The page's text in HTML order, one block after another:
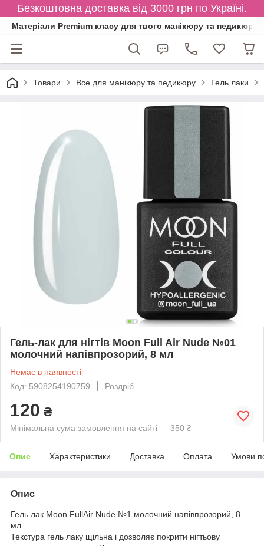
Безкоштовна доставка від 3000 грн по Україні.
Матеріали Premium класу для твого манікюру та педикюру
Товари Все для манікюру та педикюру Гель лаки
Гель-лак для нігтів Moon Full Air Nude №01
молочний напівпрозорий, 8 мл
Немає в наявності
Код: 5908254190759
Роздріб
120 ₴
Мінімальна сума замовлення на сайті — 350 ₴
Опис Характеристики Доставка Оплата Умови
Опис
Гель лак Moon FullAir Nude №1 молочний напівпрозорий, 8
мл.
Текстура гель лаку щільна і дозволяє покрити нігтьову